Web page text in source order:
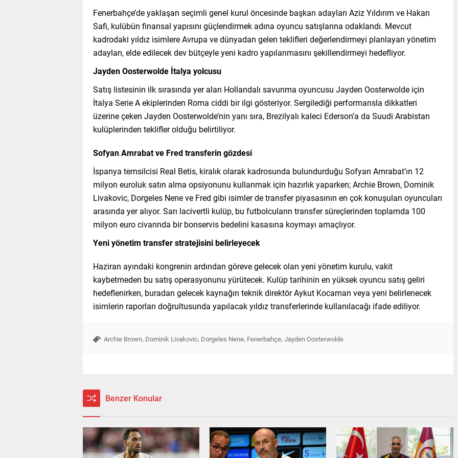
Fenerbahçe’de yaklaşan seçimli genel kurul öncesinde başkan adayları Aziz Yıldırım ve Hakan
Safi, kulübün finansal yapısını güçlendirmek adına oyuncu satışlarına odaklandı. Mevcut
kadrodaki yıldız isimlere Avrupa ve dünyadan gelen teklifleri değerlendirmeyi planlayan yönetim
adayları, elde edilecek dev bütçeyle yeni kadro yapılanmasını şekillendirmeyi hedefliyor.
Jayden Oosterwolde İtalya yolcusu
Satış listesinin ilk sırasında yer alan Hollandalı savunma oyuncusu Jayden Oosterwolde için
İtalya Serie A ekiplerinden Roma ciddi bir ilgi gösteriyor. Sergilediği performansla dikkatleri
üzerine çeken Jayden Oosterwolde’nin yanı sıra, Brezilyalı kaleci Ederson’a da Suudi Arabistan
kulüplerinden teklifler olduğu belirtiliyor.
Sofyan Amrabat ve Fred transferin gözdesi
İspanya temsilcisi Real Betis, kiralık olarak kadrosunda bulundurduğu Sofyan Amrabat’ın 12
milyon euroluk satın alma opsiyonunu kullanmak için hazırlık yaparken; Archie Brown, Dominik
Livakovic, Dorgeles Nene ve Fred gibi isimler de transfer piyasasının en çok konuşulan oyuncuları
arasında yer alıyor. Sarı lacivertli kulüp, bu futbolcuların transfer süreçlerinden toplamda 100
milyon euro civarında bir bonservis bedelini kasasına koymayı amaçlıyor.
Yeni yönetim transfer stratejisini belirleyecek
Haziran ayındaki kongrenin ardından göreve gelecek olan yeni yönetim kurulu, vakit
kaybetmeden bu satış operasyonunu yürütecek. Kulüp tarihinin en yüksek oyuncu satış geliri
hedeflenirken, buradan gelecek kaynağın teknik direktör Aykut Kocaman veya yeni belirlenecek
isimlerin raporları doğrultusunda yapılacak yıldız transferlerinde kullanılacağı ifade ediliyor.
Archie Brown, Dominik Livakovic, Dorgeles Nene, Fenerbahçe, Jayden Oosterwolde
Benzer Konular